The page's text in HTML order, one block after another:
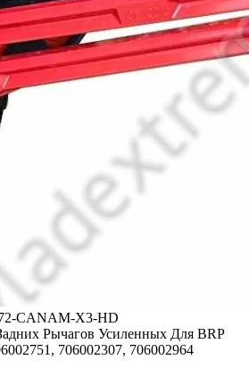
CANAM-X3-HD
Рычагов Усиленных Для BRP
706002307, 706002964